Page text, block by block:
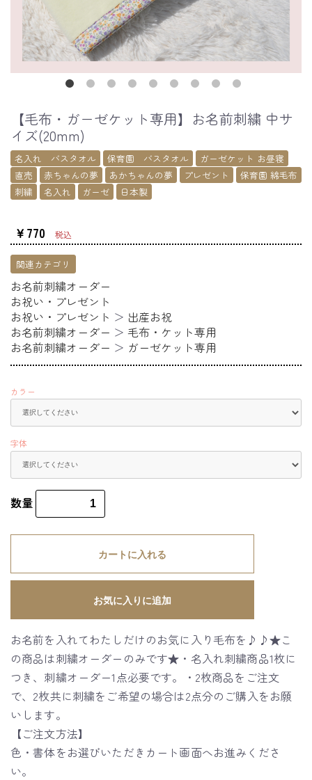
【毛布・ガーゼケット専用】お名前刺繍 中サ
イズ(20mm)
名入れ バスタオル 保育園 バスタオル
ガーゼケット お昼寝
直売
赤ちゃんの夢 あかちゃんの夢 プレゼント
保育園 綿毛布
刺繍
名入れ ガーゼ 日本製
￥770 税込
関連カテゴリ
お名前刺繍オーダー
お祝い・プレゼント
お祝い・プレゼント ＞ 出産お祝
お名前刺繍オーダー ＞ 毛布・ケット専用
お名前刺繍オーダー ＞ ガーゼケット専用
カラー
字体
数量
カートに入れる
お気に入りに追加
お名前を入れてわたしだけのお気に入り毛布を♪♪★こ
の商品は刺繍オーダーのみです★・名入れ刺繍商品1枚に
つき、刺繍オーダー1点必要です。・2枚商品をご注文
で、2枚共に刺繍をご希望の場合は2点分のご購入をお願
いします。
【ご注文方法】
色・書体をお選びいただきカート画面へお進みくださ
い。